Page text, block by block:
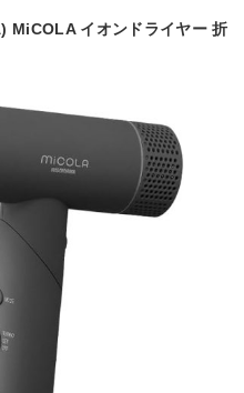
MiCOLA イオンドライヤー 折